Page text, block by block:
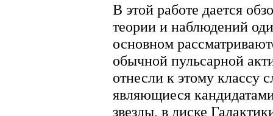
В этой работе дается
теории и наблюдений
основном
обычной пульсарной
отнесли к этому классу
являющиеся
звезды, в диске